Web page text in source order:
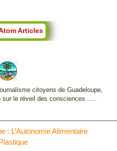
Articles
citoyens de Guadeloupe,
sur le réveil des consciences .....
L’Autonomie Alimentaire